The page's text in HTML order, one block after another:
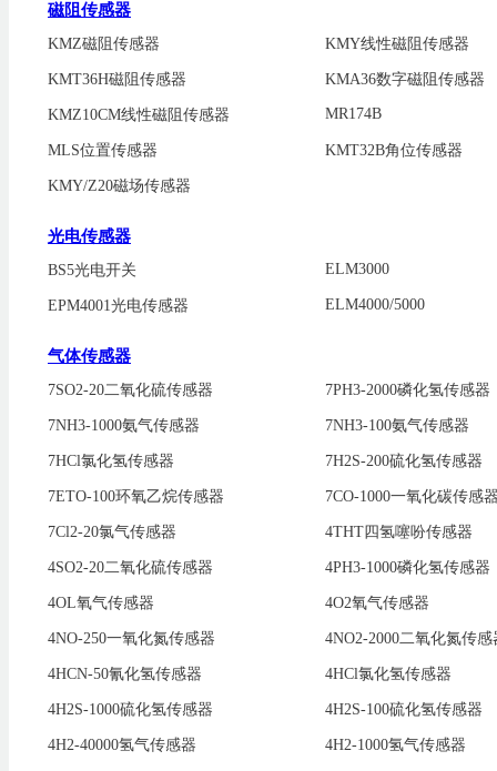
磁阻传感器
KMZ磁阻传感器 KMY线性磁阻传感器
KMT36H磁阻传感器 KMA36数字磁阻传感器
KMZ10CM线性磁阻传感器 MR174B
MLS位置传感器 KMT32B角位传感器
KMY/Z20磁场传感器
光电传感器
BS5光电开关 ELM3000
EPM4001光电传感器 ELM4000/5000
气体传感器
7SO2-20二氧化硫传感器 7PH3-2000磷化氢传感器
7NH3-1000氨气传感器 7NH3-100氨气传感器
7HCl氯化氢传感器 7H2S-200硫化氢传感器
7ETO-100环氧乙烷传感器 7CO-1000一氧化碳传感
7Cl2-20氯气传感器 4THT四氢噻吩传感器
4SO2-20二氧化硫传感器 4PH3-1000磷化氢传感器
4OL氧气传感器 4O2氧气传感器
4NO-250一氧化氮传感器 4NO2-2000二氧化氮传感
4HCN-50氰化氢传感器 4HCl氯化氢传感器
4H2S-1000硫化氢传感器 4H2S-100硫化氢传感器
4H2-40000氢气传感器 4H2-1000氢气传感器